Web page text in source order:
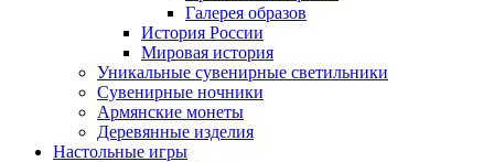
Галерея образов
История России
Мировая история
Уникальные сувенирные светильники
Сувенирные ночники
Армянские монеты
Деревянные изделия
Настольные игры